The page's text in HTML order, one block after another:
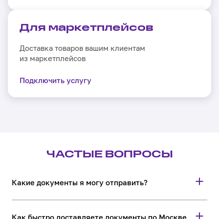
Для маркетплейсов
Доставка товаров вашим клиентам
из маркетплейсов
Подключить услугу
ЧАСТЫЕ ВОПРОСЫ
Какие документы я могу отправить?
юридические и финансовые документы.
Как быстро доставляете документы по Москве